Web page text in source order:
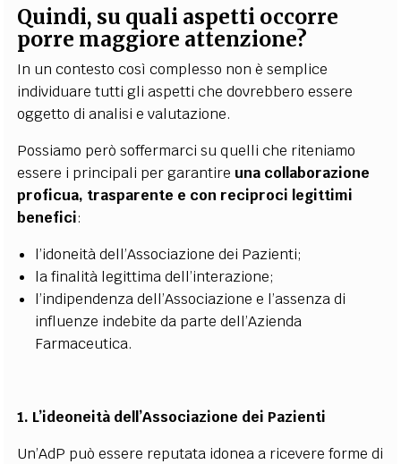
Quindi, su quali aspetti occorre
porre maggiore attenzione?
In un contesto così complesso non è semplice
individuare tutti gli aspetti che dovrebbero essere
oggetto di analisi e valutazione.
Possiamo però soffermarci su quelli che riteniamo
essere i principali per garantire una collaborazione
proficua, trasparente e con reciproci legittimi
benefici:
l’idoneità dell’Associazione dei Pazienti;
la finalità legittima dell’interazione;
l’indipendenza dell’Associazione e l’assenza di
influenze indebite da parte dell’Azienda
Farmaceutica.
1. L’ideoneità dell’Associazione dei Pazienti
Un’AdP può essere reputata idonea a ricevere forme di